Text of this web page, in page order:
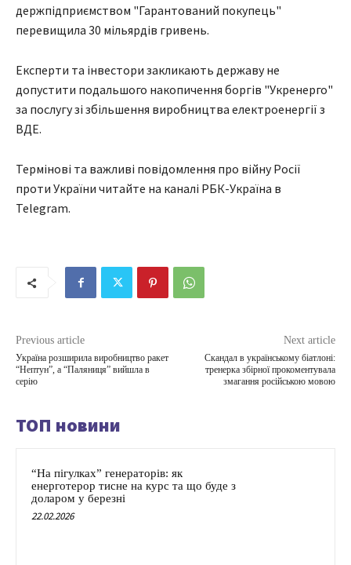
держпідприємством "Гарантований покупець"
перевищила 30 мільярдів гривень.
Експерти та інвестори закликають державу не
допустити подальшого накопичення боргів "Укренерго"
за послугу зі збільшення виробництва електроенергії з
ВДЕ.
Термінові та важливі повідомлення про війну Росії
проти України читайте на каналі РБК-Україна в
Telegram.
Previous article
Україна розширила виробництво ракет
“Нептун”, а “Паляниця” вийшла в
серію
Next article
Скандал в українському біатлоні:
тренерка збірної прокоментувала
змагання російською мовою
ТОП новини
“На пігулках” генераторів: як
енерготерор тисне на курс та що буде з
доларом у березні
22.02.2026